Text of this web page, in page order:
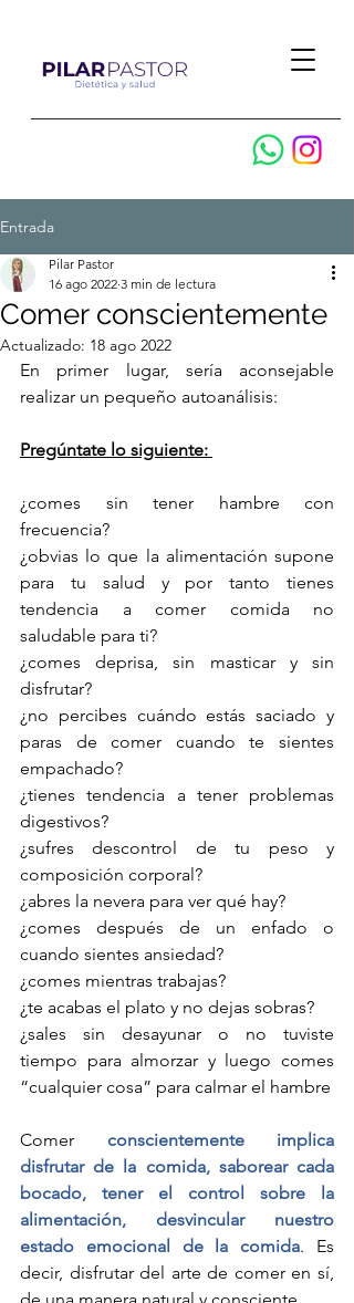
Entrada
Comer conscientemente
Pilar Pastor
16 ago 2022 3 min de lectura
Actualizado: 18 ago 2022
En primer lugar, sería aconsejable
realizar un pequeño autoanálisis:
Pregúntate lo siguiente:
¿comes sin tener hambre con
frecuencia?
¿obvias lo que la alimentación supone
para tu salud y por tanto tienes
tendencia a comer comida no
saludable para ti?
¿comes deprisa, sin masticar y sin
disfrutar?
¿no percibes cuándo estás saciado y
paras de comer cuando te sientes
empachado?
¿tienes tendencia a tener problemas
digestivos?
¿sufres descontrol de tu peso y
composición corporal?
¿abres la nevera para ver qué hay?
¿comes después de un enfado o
cuando sientes ansiedad?
¿comes mientras trabajas?
¿te acabas el plato y no dejas sobras?
¿sales sin desayunar o no tuviste
tiempo para almorzar y luego comes
“cualquier cosa” para calmar el hambre
Comer conscientemente implica
disfrutar de la comida, saborear cada
bocado, tener el control sobre la
alimentación, desvincular nuestro
estado emocional de la comida. Es
decir, disfrutar del arte de comer en sí,